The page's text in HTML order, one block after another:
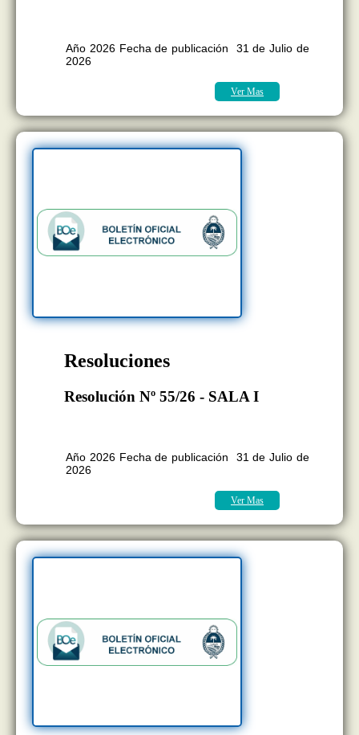
Año 2026 Fecha de publicación 31 de Julio de
2026
Ver Mas
Resoluciones
Resolución Nº 55/26 - SALA I
Año 2026 Fecha de publicación 31 de Julio de
2026
Ver Mas